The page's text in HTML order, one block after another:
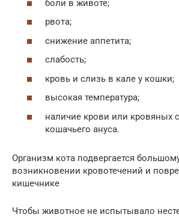
боли в животе;
рвота;
снижение аппетита;
слабость;
кровь и слизь в кале у кошки;
высокая температура;
наличие крови или кровяных
кошачьего ануса.
Организм кота подвергается
возникновении кровотечений и
кишечнике
Чтобы животное не испытывало